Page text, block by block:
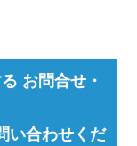
お問合せ・
い合わせくだ